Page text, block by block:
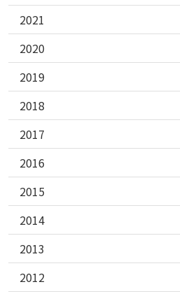
2021
2020
2019
2018
2017
2016
2015
2014
2013
2012